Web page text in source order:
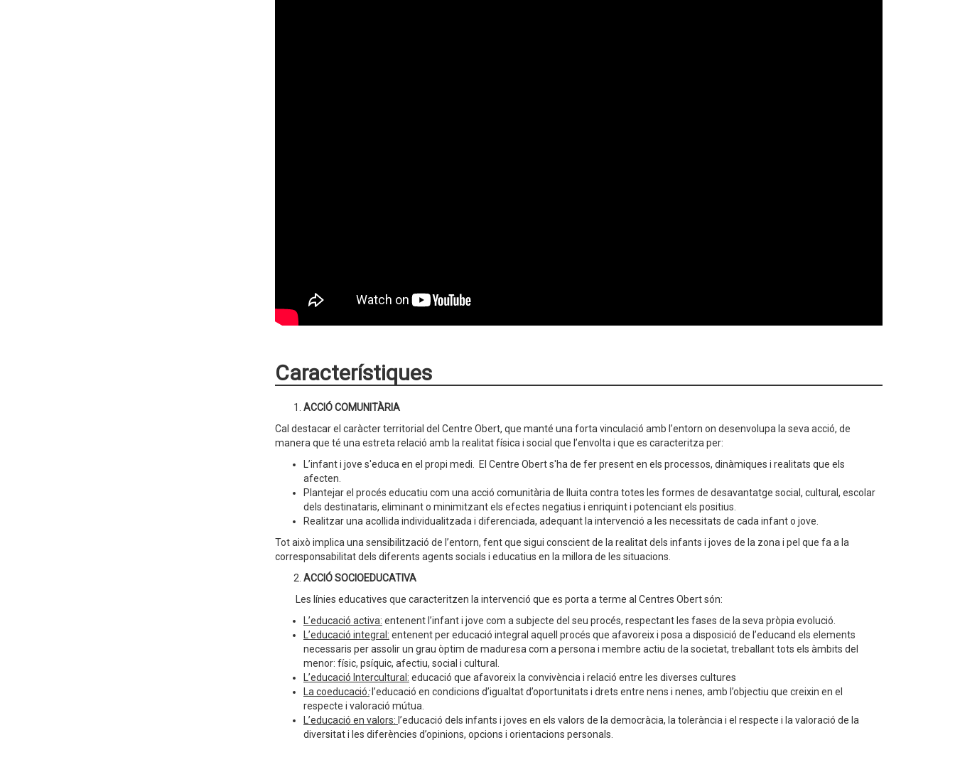
Característiques
ACCIÓ COMUNITÀRIA
Cal destacar el caràcter territorial del Centre Obert, que manté una forta vinculació amb l’entorn on desenvolupa la seva acció, de
manera que té una estreta relació amb la realitat física i social que l’envolta i que es caracteritza per:
L’infant i jove s'educa en el propi medi. El Centre Obert s'ha de fer present en els processos, dinàmiques i realitats que els
afecten.
Plantejar el procés educatiu com una acció comunitària de lluita contra totes les formes de desavantatge social, cultural, escolar
dels destinataris, eliminant o minimitzant els efectes negatius i enriquint i potenciant els positius.
Realitzar una acollida individualitzada i diferenciada, adequant la intervenció a les necessitats de cada infant o jove.
Tot això implica una sensibilització de l’entorn, fent que sigui conscient de la realitat dels infants i joves de la zona i pel que fa a la
corresponsabilitat dels diferents agents socials i educatius en la millora de les situacions.
ACCIÓ SOCIOEDUCATIVA
Les línies educatives que caracteritzen la intervenció que es porta a terme al Centres Obert són:
L’educació activa: entenent l’infant i jove com a subjecte del seu procés, respectant les fases de la seva pròpia evolució.
L’educació integral: entenent per educació integral aquell procés que afavoreix i posa a disposició de l’educand els elements
necessaris per assolir un grau òptim de maduresa com a persona i membre actiu de la societat, treballant tots els àmbits del
menor: físic, psíquic, afectiu, social i cultural.
L’educació Intercultural: educació que afavoreix la convivència i relació entre les diverses cultures
La coeducació:l’educació en condicions d’igualtat d’oportunitats i drets entre nens i nenes, amb l’objectiu que creixin en el
respecte i valoració mútua.
L’educació en valors: l’educació dels infants i joves en els valors de la democràcia, la tolerància i el respecte i la valoració de la
diversitat i les diferències d’opinions, opcions i orientacions personals.